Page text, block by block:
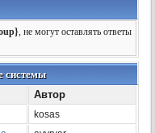
, не могут оставлять ответы
системы
Автор
kosas